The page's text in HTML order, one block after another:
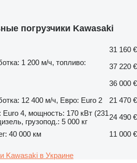
погрузчики Kawasaki
31 160 €
1 200 м/ч, топливо:
37 220 €
36 000 €
12 400 м/ч, Евро: Euro 2
21 470 €
Euro 4, мощность: 170 кВт (231
грузопод.: 5 000 кг
24 490 €
40 000 км
11 000 €
Kawasaki в Украине